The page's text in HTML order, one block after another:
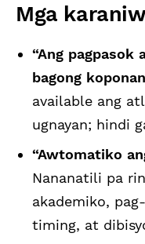
Mga
“Ang pagpasok
bagong
available ang
ugnayan; hindi
“Awtomatiko
Nananatili pa
akademiko,
timing, at